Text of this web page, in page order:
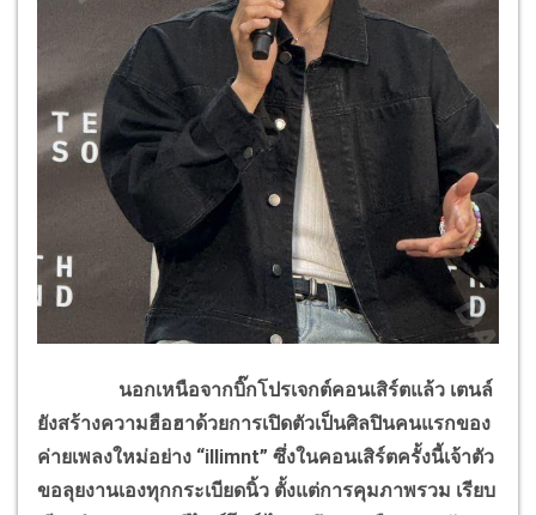
นอกเหนือจากบิ๊กโปรเจกต์คอนเสิร์ตแล้ว เตนล์
ยังสร้างความฮือฮาด้วยการเปิดตัวเป็นศิลปินคนแรกของ
ค่ายเพลงใหม่อย่าง “illimnt” ซึ่งในคอนเสิร์ตครั้งนี้เจ้าตัว
ขอลุยงานเองทุกกระเบียดนิ้ว ตั้งแต่การคุมภาพรวม เรียบ